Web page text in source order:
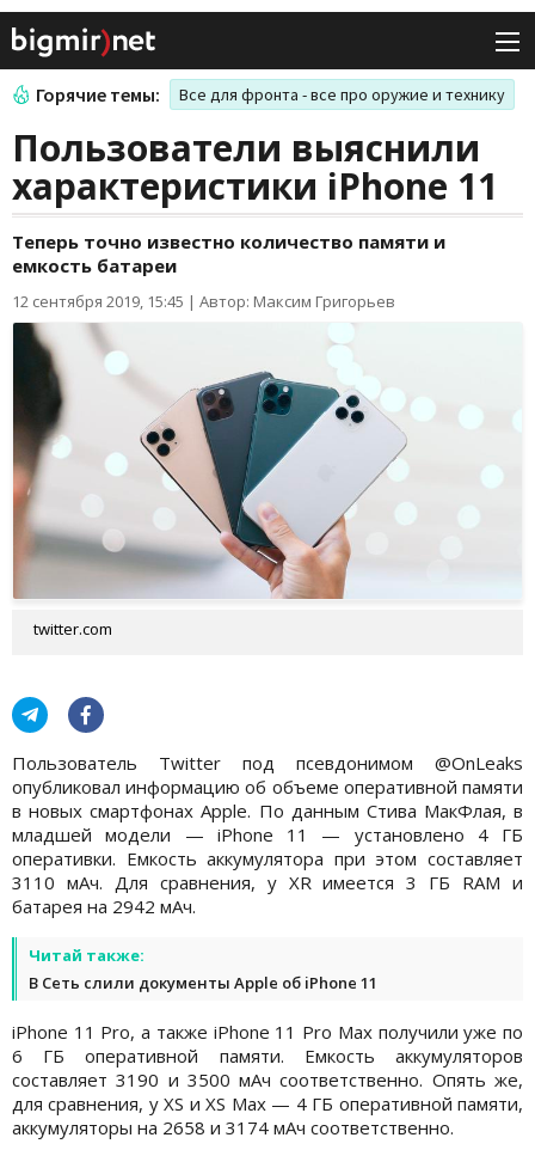
Горячие темы: Все для фронта - все про оружие и технику
Пользователи выяснили
характеристики iPhone 11
Теперь точно известно количество памяти и
емкость батареи
12 сентября 2019, 15:45 | Автор: Максим Григорьев
twitter.com
Пользователь Twitter под псевдонимом @OnLeaks
опубликовал информацию об объеме оперативной памяти
в новых смартфонах Apple. По данным Стива МакФлая, в
младшей модели — iPhone 11 — установлено 4 ГБ
оперативки. Емкость аккумулятора при этом составляет
3110 мАч. Для сравнения, у XR имеется 3 ГБ RAM и
батарея на 2942 мАч.
Читай также:
В Сеть слили документы Apple об iPhone 11
iPhone 11 Pro, а также iPhone 11 Pro Max получили уже по
6 ГБ оперативной памяти. Емкость аккумуляторов
составляет 3190 и 3500 мАч соответственно. Опять же,
для сравнения, у XS и XS Max — 4 ГБ оперативной памяти,
аккумуляторы на 2658 и 3174 мАч соответственно.